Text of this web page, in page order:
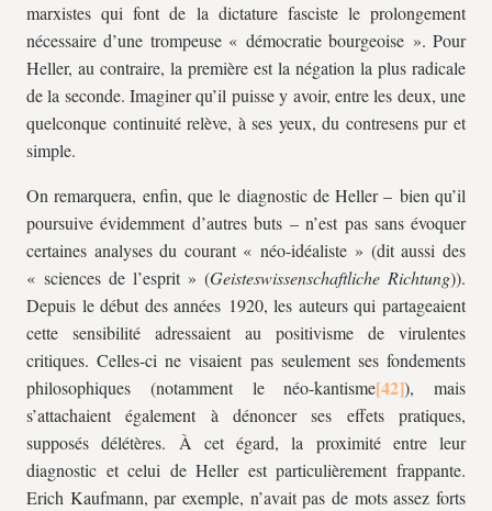
marxistes qui font de la dictature fasciste le prolongement
nécessaire d’une trompeuse « démocratie bourgeoise ». Pour
Heller, au contraire, la première est la négation la plus radicale
de la seconde. Imaginer qu’il puisse y avoir, entre les deux, une
quelconque continuité relève, à ses yeux, du contresens pur et
simple.
On remarquera, enfin, que le diagnostic de Heller – bien qu’il
poursuive évidemment d’autres buts – n’est pas sans évoquer
certaines analyses du courant « néo-idéaliste » (dit aussi des
« sciences de l’esprit » (Geisteswissenschaftliche Richtung)).
Depuis le début des années 1920, les auteurs qui partageaient
cette sensibilité adressaient au positivisme de virulentes
critiques. Celles-ci ne visaient pas seulement ses fondements
philosophiques (notamment le néo-kantisme
), mais
s’attachaient également à dénoncer ses effets pratiques,
supposés délétères. À cet égard, la proximité entre leur
diagnostic et celui de Heller est particulièrement frappante.
Erich Kaufmann, par exemple, n’avait pas de mots assez forts